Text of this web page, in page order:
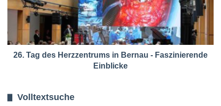
26. Tag des Herzzentrums in Bernau - Faszinierende
Einblicke
Volltextsuche